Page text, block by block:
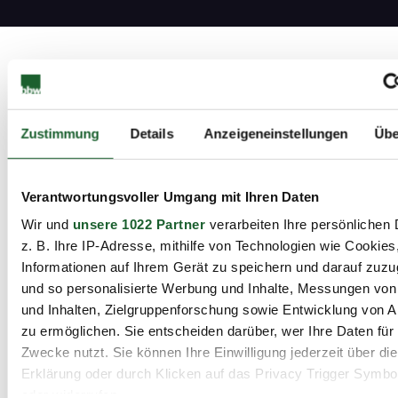
Zustimmung Details Anzeigeneinstellungen
Verantwortungsvoller Umgang mit Ihren Daten
Wir und unsere 1022 Partnerverarbeiten Ihre persönlichen
z. B. Ihre IP-Adresse, mithilfe von Technologien wie
Informationen auf Ihrem Gerät zu speichern und darauf
und so personalisierte Werbung und Inhalte, Messungen
und Inhalten, Zielgruppenforschung sowie Entwicklung von
zu ermöglichen. Sie entscheiden darüber, wer Ihre Daten für
Zwecke nutzt. Sie können Ihre Einwilligung jederzeit über
Erklärung oder durch Klicken auf das Privacy Trigger
Ablaufplan
Zielgruppe
Teilnahmevoraussetzung